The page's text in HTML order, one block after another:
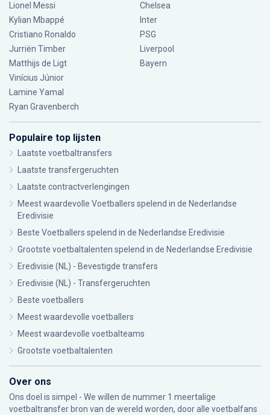
Lionel Messi
Kylian Mbappé
Cristiano Ronaldo
Jurriën Timber
Matthijs de Ligt
Vinícius Júnior
Lamine Yamal
Ryan Gravenberch
Chelsea
Inter
PSG
Liverpool
Bayern
Populaire top lijsten
Laatste voetbaltransfers
Laatste transfergeruchten
Laatste contractverlengingen
Meest waardevolle Voetballers spelend in de Nederlandse
Eredivisie
Beste Voetballers spelend in de Nederlandse Eredivisie
Grootste voetbaltalenten spelend in de Nederlandse Eredivisie
Eredivisie (NL) - Bevestigde transfers
Eredivisie (NL) - Transfergeruchten
Beste voetballers
Meest waardevolle voetballers
Meest waardevolle voetbalteams
Grootste voetbaltalenten
Over ons
Ons doel is simpel - We willen de nummer 1 meertalige
voetbaltransfer bron van de wereld worden, door alle voetbalfans